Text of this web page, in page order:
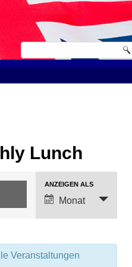
Lunch
Veranstaltung
Ansichten-
Navigation
ANZEIGEN ALS
Monat
Veranstaltungen